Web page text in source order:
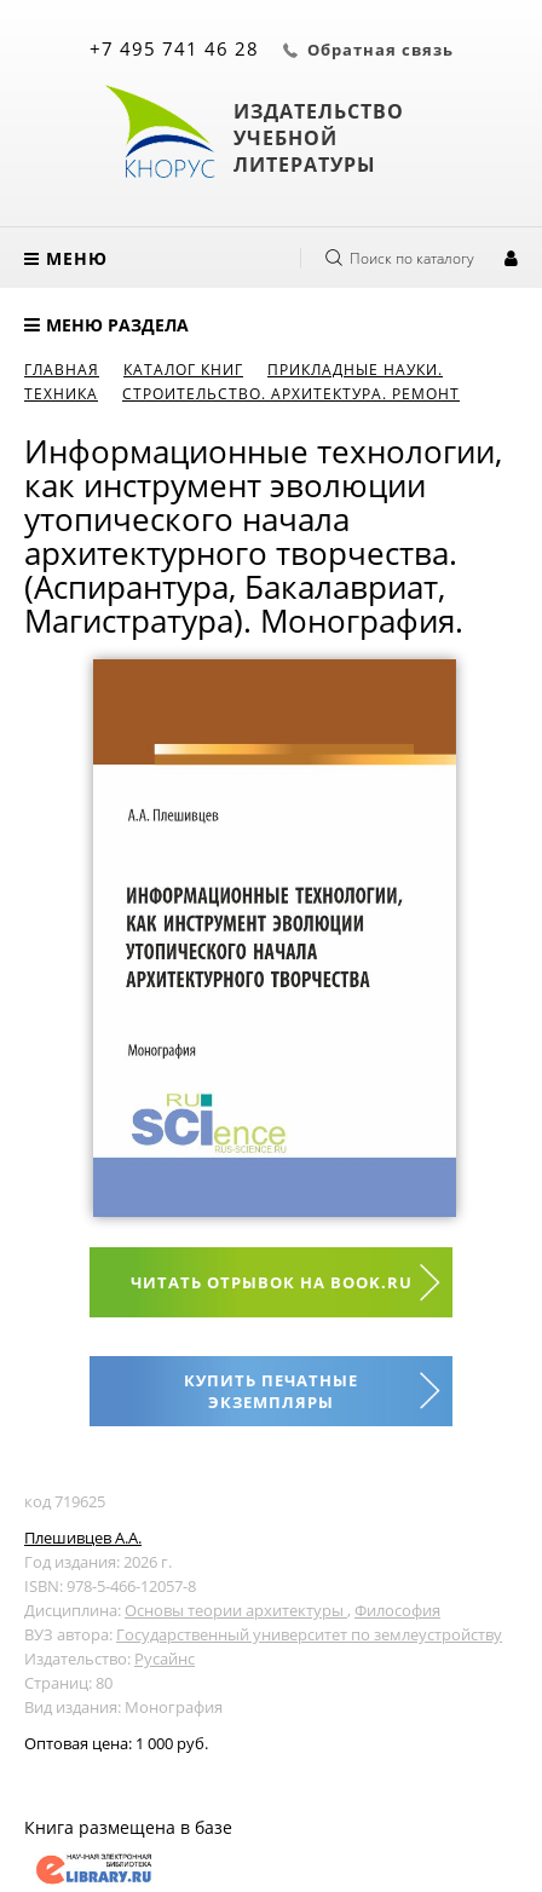
ИЗДАТЕЛЬСТВО
УЧЕБНОЙ
ЛИТЕРАТУРЫ
+7 495 741 46 28 Обратная связь
МЕНЮ Поиск по каталогу
МЕНЮ РАЗДЕЛА
ГЛАВНАЯ КАТАЛОГ КНИГ
ПРИКЛАДНЫЕ НАУКИ.
ТЕХНИКА
СТРОИТЕЛЬСТВО. АРХИТЕКТУРА. РЕМОНТ
Информационные технологии,
как инструмент эволюции
утопического начала
архитектурного творчества.
(Аспирантура, Бакалавриат,
Магистратура). Монография.
ЧИТАТЬ ОТРЫВОК НА BOOK.RU
КУПИТЬ ПЕЧАТНЫЕ
ЭКЗЕМПЛЯРЫ
код 719625
Плешивцев А.А.
Год издания: 2026 г.
ISBN: 978-5-466-12057-8
Дисциплина: Основы теории архитектуры , Философия
ВУЗ автора: Государственный университет по землеустройству
Издательство: Русайнс
Страниц: 80
Вид издания: Монография
Оптовая цена: 1 000 руб.
Книга размещена в базе